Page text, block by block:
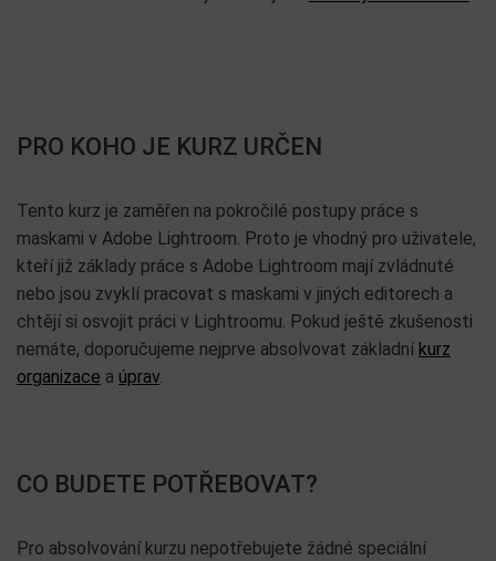
PRO KOHO JE KURZ URČEN
Tento kurz je zaměřen na pokročilé postupy práce s
maskami v Adobe Lightroom. Proto je vhodný pro uživatele,
kteří již základy práce s Adobe Lightroom mají zvládnuté
nebo jsou zvyklí pracovat s maskami v jiných editorech a
chtějí si osvojit práci v Lightroomu. Pokud ještě zkušenosti
nemáte, doporučujeme nejprve absolvovat základní kurz
organizace a úprav.
CO BUDETE POTŘEBOVAT?
Pro absolvování kurzu nepotřebujete žádné speciální